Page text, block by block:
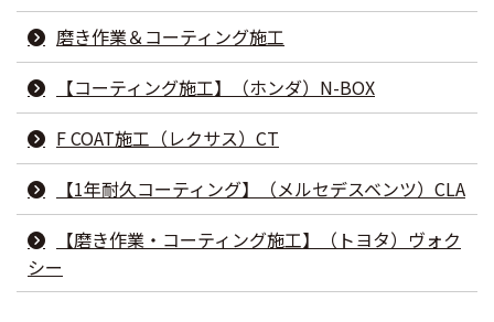
磨き作業＆コーティング施工
【コーティング施工】（ホンダ）N-BOX
F COAT施工（レクサス）CT
【1年耐久コーティング】（メルセデスベンツ）CLA
【磨き作業・コーティング施工】（トヨタ）ヴォク
シー